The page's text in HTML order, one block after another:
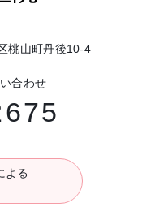
桃山町丹後10-4
合わせ
よる